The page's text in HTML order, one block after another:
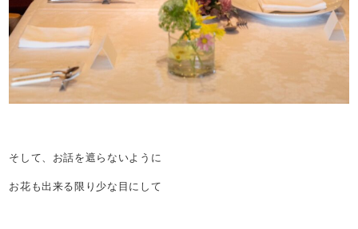
そして、お話を遮らないように
お花も出来る限り少な目にして